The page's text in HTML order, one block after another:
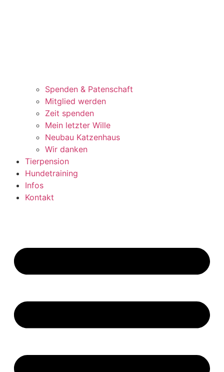
Spenden & Patenschaft
Mitglied werden
Zeit spenden
Mein letzter Wille
Neubau Katzenhaus
Wir danken
Tierpension
Hundetraining
Infos
Kontakt